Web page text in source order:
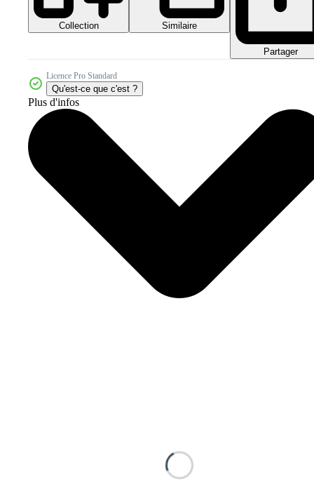
Collection Similaire
Partager
Licence Pro Standard
Qu'est-ce que c'est ?
Plus d'infos